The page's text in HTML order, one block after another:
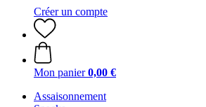
Créer un compte
Mon panier 0,00 €
Assaisonnement